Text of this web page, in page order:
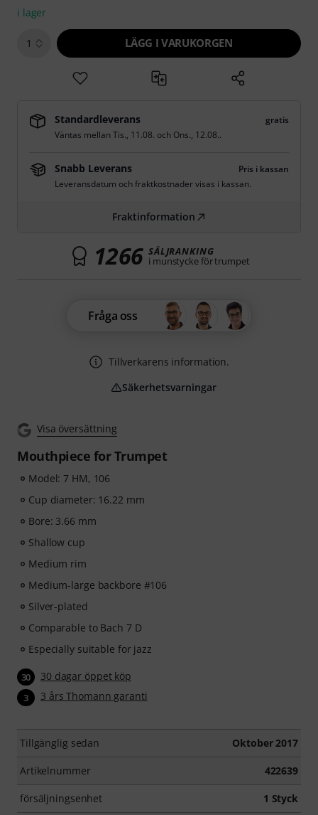
Visa översättning
Mouthpiece for Trumpet
Model: 7 HM, 106
Cup diameter: 16.22 mm
Bore: 3.66 mm
Shallow cup
Medium rim
Medium-large backbore #106
Silver-plated
Comparable to Bach 7 D
Especially suitable for jazz
30 30 dagar öppet köp
3 3 års Thomann garanti
Tillgänglig sedan Oktober 2017
Artikelnummer 422639
försäljningsenhet 1 Styck
i lager
1 LÄGG I VARUKORGEN
Standardleverans
gratis
Väntas mellanTis., 11.08. och Ons., 12.08..
Snabb Leverans
Pris i kassan
Leveransdatum och fraktkostnader visas i kassan.
Fraktinformation
1266 SÄLJRANKING
i munstycke för trumpet
Fråga oss
Tillverkarens information.
Säkerhetsvarningar